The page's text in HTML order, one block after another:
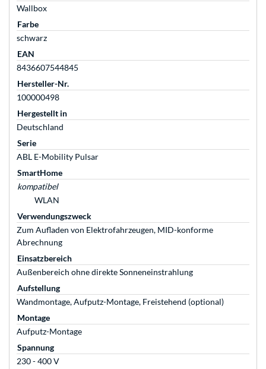
Wallbox
Farbe
schwarz
EAN
8436607544845
Hersteller-Nr.
100000498
Hergestellt in
Deutschland
Serie
ABL E-Mobility Pulsar
SmartHome
kompatibel
WLAN
Verwendungszweck
Zum Aufladen von Elektrofahrzeugen, MID-konforme
Abrechnung
Einsatzbereich
Außenbereich ohne direkte Sonneneinstrahlung
Aufstellung
Wandmontage, Aufputz-Montage, Freistehend (optional)
Montage
Aufputz-Montage
Spannung
230 - 400 V